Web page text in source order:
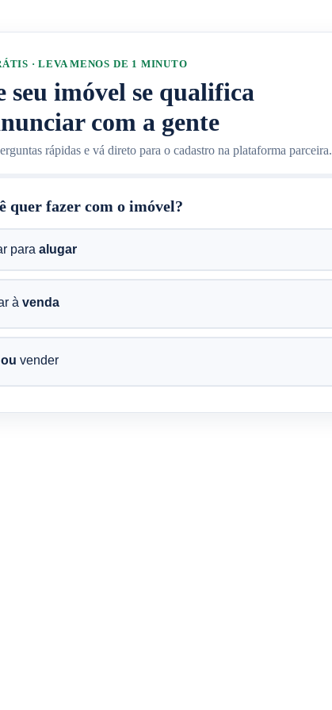
· LEVA MENOS DE 1 MINUTO
seu imóvel se qualifica
com a gente
rápidas e vá direto para o cadastro na plataforma parceira.
quer fazer com o imóvel?
para alugar
à venda
ou vender